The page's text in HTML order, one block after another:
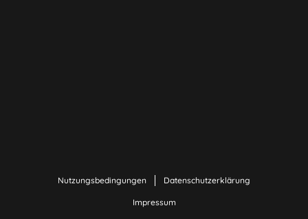
Nutzungsbedingungen Datenschutzerklärung
Impressum